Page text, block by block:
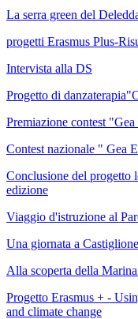
La serra green del
progetti Erasmus Plus-
Intervista alla DS
Progetto di
Premiazione contest
Contest nazionale " Gea
Conclusione del progetto
edizione
Viaggio d'istruzione al
Una giornata a
Alla scoperta della
Progetto Erasmus + -
and climate change